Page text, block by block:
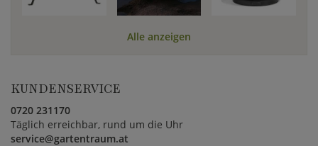
Alle anzeigen
KUNDENSERVICE
0720 231170
Täglich erreichbar, rund um die Uhr
service@gartentraum.at